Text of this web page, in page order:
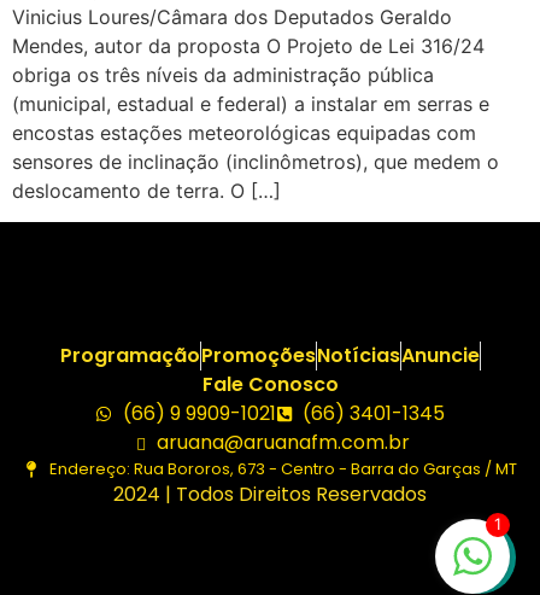
Vinicius Loures/Câmara dos Deputados Geraldo
Mendes, autor da proposta O Projeto de Lei 316/24
obriga os três níveis da administração pública
(municipal, estadual e federal) a instalar em serras e
encostas estações meteorológicas equipadas com
sensores de inclinação (inclinômetros), que medem o
deslocamento de terra. O […]
ProgramaçãoPromoçõesNotíciasAnuncie
Fale Conosco
(66) 9 9909-1021
(66) 3401-1345
aruana@aruanafm.com.br
Endereço: Rua Bororos, 673 - Centro - Barra do Garças / MT
2024 | Todos Direitos Reservados
1